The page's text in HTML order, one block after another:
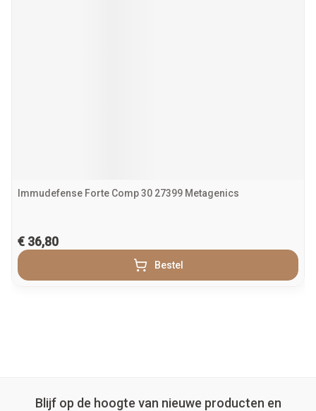
Immudefense Forte Comp 30 27399 Metagenics
€ 36,80
Bestel
Blijf op de hoogte van nieuwe producten en